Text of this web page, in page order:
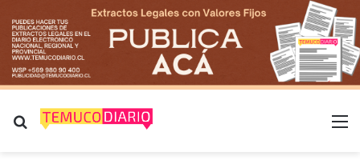
Buscar por